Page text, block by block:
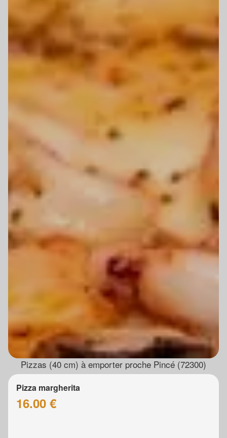
Pizzas (40 cm) à emporter proche Pincé (72300)
Pizza margherita
16.00 €